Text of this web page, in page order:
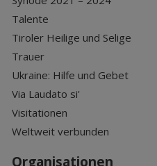
Talente
Tiroler Heilige und Selige
Trauer
Ukraine: Hilfe und Gebet
Via Laudato si'
Visitationen
Weltweit verbunden
Organisationen